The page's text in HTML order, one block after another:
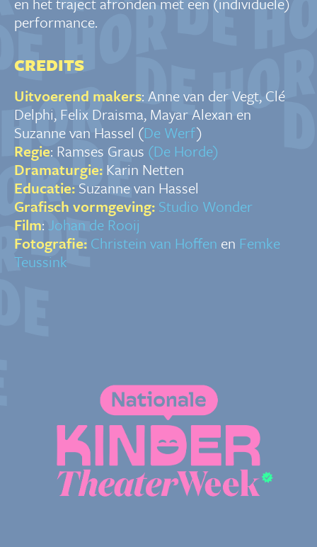
performance.
CREDITS
Uitvoerend makers: Anne van der Vegt, Clé
Delphi, Felix Draisma, Mayar Alexan en
Suzanne van Hassel (De Werf)
Regie: Ramses Graus (De Horde)
Dramaturgie: Karin Netten
Educatie: Suzanne van Hassel
Grafisch vormgeving: Studio Wonder
Film: Johan de Rooij
Fotografie: Christein van Hoffen en Femke
Teussink